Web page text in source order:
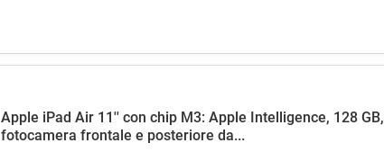
Apple iPad Air 11'' con chip M3: Apple Intelligence, 128 GB,
fotocamera frontale e posteriore da...